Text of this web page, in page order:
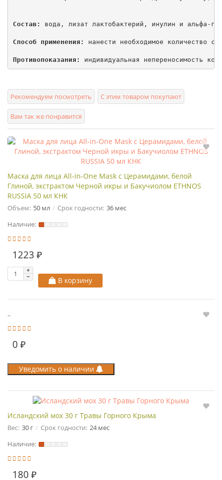
Состав: вода, лизат лактобактерий, инулин и альфа-
Способ применения: нанести необходимое количество
Противопоказания:
Рекомендуем посмотреть С этим товаром покупают
Вам так же понравится
Маска для лица All-in-One Mask с Церамидами, белой
Глиной, экстрактом Черной икры и Бакучиолом ETHNOS
RUSSIA 50 мл КНК
Объем: 50 мл Срок годности: 36 мес
Наличие:
1223 ₽
В корзину
..
0 ₽
Уведомить о наличии
Исландский мох 30 г Травы Горного Крыма
Вес: 30 г Срок годности: 24 мес
Наличие:
180 ₽